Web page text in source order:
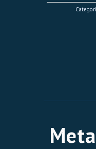
Meta